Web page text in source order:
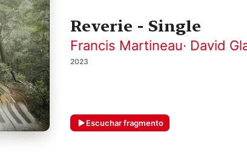
Reverie - Single
Francis Martineau· David
2023
Escuchar fragmento